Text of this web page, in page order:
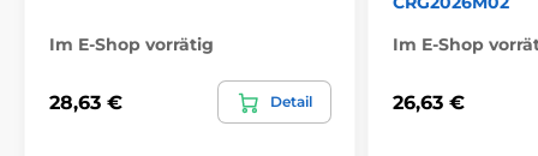
Im E-Shop vorrätig
28,63 € Detail
Im E-Shop
26,63 €